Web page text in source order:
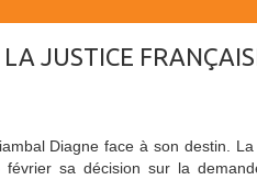
JUSTICE
Diagne face à son destin.
février sa décision sur la